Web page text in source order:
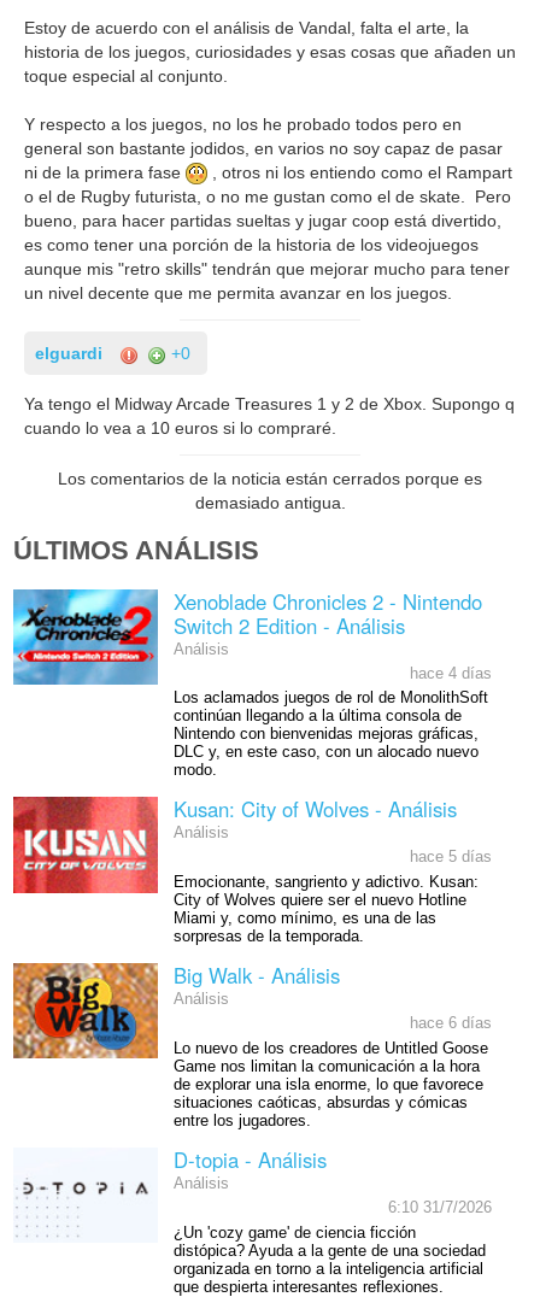
Estoy de acuerdo con el análisis de Vandal, falta el arte, la
historia de los juegos, curiosidades y esas cosas que añaden un
toque especial al conjunto.
Y respecto a los juegos, no los he probado todos pero en
general son bastante jodidos, en varios no soy capaz de pasar
ni de la primera fase
, otros ni los entiendo como el Rampart
o el de Rugby futurista, o no me gustan como el de skate. Pero
bueno, para hacer partidas sueltas y jugar coop está divertido,
es como tener una porción de la historia de los videojuegos
aunque mis "retro skills" tendrán que mejorar mucho para tener
un nivel decente que me permita avanzar en los juegos.
elguardi +0
Ya tengo el Midway Arcade Treasures 1 y 2 de Xbox. Supongo q
cuando lo vea a 10 euros si lo compraré.
Los comentarios de la noticia están cerrados porque es
demasiado antigua.
ÚLTIMOS ANÁLISIS
Xenoblade Chronicles 2 - Nintendo
Switch 2 Edition - Análisis
Análisis
hace 4 días
Los aclamados juegos de rol de MonolithSoft
continúan llegando a la última consola de
Nintendo con bienvenidas mejoras gráficas,
DLC y, en este caso, con un alocado nuevo
modo.
Kusan: City of Wolves - Análisis
Análisis
hace 5 días
Emocionante, sangriento y adictivo. Kusan:
City of Wolves quiere ser el nuevo Hotline
Miami y, como mínimo, es una de las
sorpresas de la temporada.
Big Walk - Análisis
Análisis
hace 6 días
Lo nuevo de los creadores de Untitled Goose
Game nos limitan la comunicación a la hora
de explorar una isla enorme, lo que favorece
situaciones caóticas, absurdas y cómicas
entre los jugadores.
D-topia - Análisis
Análisis
6:10 31/7/2026
¿Un 'cozy game' de ciencia ficción
distópica? Ayuda a la gente de una sociedad
organizada en torno a la inteligencia artificial
que despierta interesantes reflexiones.